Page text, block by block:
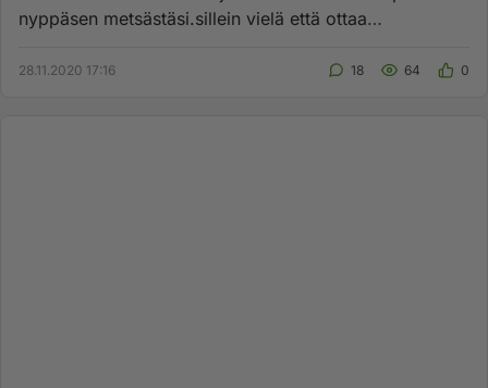
nyppäsen metsästäsi.sillein vielä että ottaa
28.11.2020 17:16 18 64 0